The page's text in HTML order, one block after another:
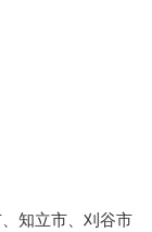
知立市、刈谷市